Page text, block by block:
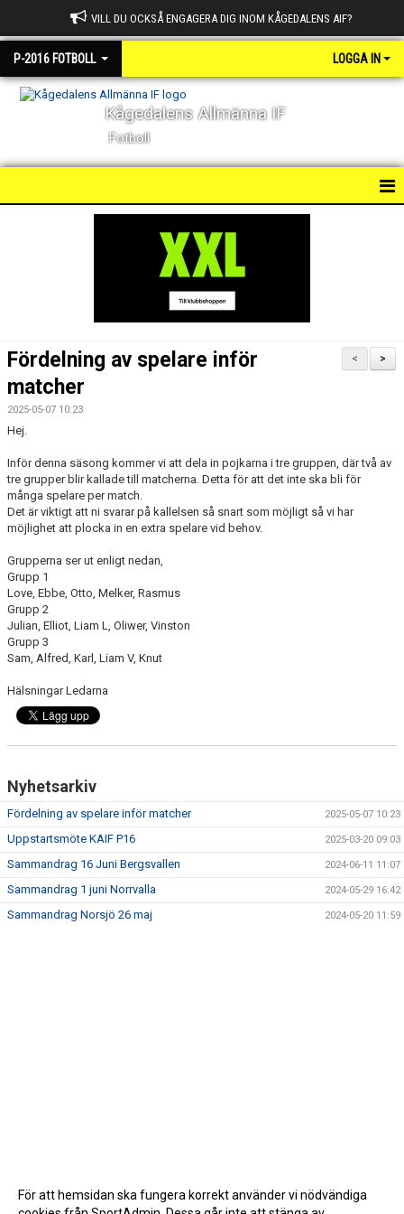
VILL DU OCKSÅ ENGAGERA DIG INOM KÅGEDALENS AIF?
P-2016 FOTBOLL LOGGA IN
Kågedalens Allmänna IF
Fotboll
TRUPPEN
BILDGALLERI
DOKUMENT
KONTAKT
>
<
Fördelning av spelare inför
matcher
2025-05-07 10:23
Hej.
Inför denna säsong kommer vi att dela in pojkarna i tre gruppen, där två av
tre grupper blir kallade till matcherna. Detta för att det inte ska bli för
många spelare per match.
Det är viktigt att ni svarar på kallelsen så snart som möjligt så vi har
möjlighet att plocka in en extra spelare vid behov.
Grupperna ser ut enligt nedan,
Grupp 1
Love, Ebbe, Otto, Melker, Rasmus
Grupp 2
Julian, Elliot, Liam L, Oliwer, Vinston
Grupp 3
Sam, Alfred, Karl, Liam V, Knut
Hälsningar Ledarna
Nyhetsarkiv
Fördelning av spelare inför matcher 2025-05-07 10:23
Uppstartsmöte KAIF P16 2025-03-20 09:03
Sammandrag 16 Juni Bergsvallen 2024-06-11 11:07
Sammandrag 1 juni Norrvalla 2024-05-29 16:42
Sammandrag Norsjö 26 maj 2024-05-20 11:59
För att hemsidan ska fungera korrekt använder vi nödvändiga